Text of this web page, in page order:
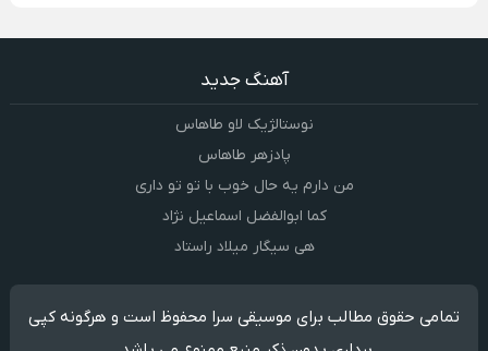
آهنگ جدید
نوستالژیک لاو طاهاس
پادزهر طاهاس
من دارم یه حال خوب با تو تو داری
کما ابوالفضل اسماعیل نژاد
هی سیگار میلاد راستاد
تمامی حقوق مطالب برای موسیقی سرا محفوظ است و هرگونه کپی